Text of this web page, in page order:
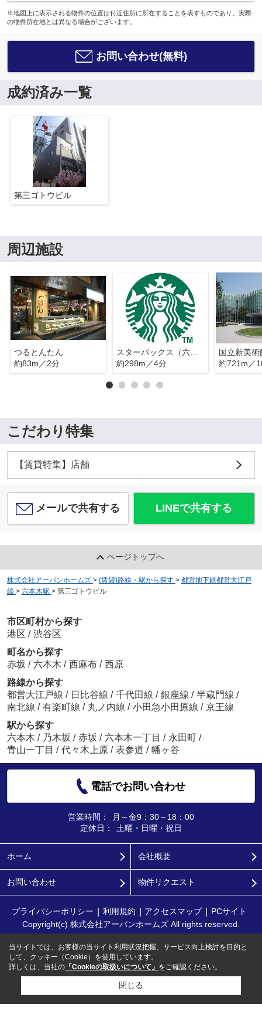
※地図上に表示される物件の位置は付近住所に所在することを表すものであり、実際
の物件所在地とは異なる場合がございます。
お問い合わせ(無料)
成約済み一覧
第三ゴトウビル
周辺施設
つるとんたん
約83m／2分
スターバックス（六本木７丁目）
約298m／4分
国立新美術
約721m／
こだわり特集
【賃貸特集】店舗
メールで共有する LINEで共有する
ページトップへ
株式会社アーバンホームズ > (賃貸)路線・駅から探す > 都営地下鉄都営大江戸
線 > 六本木駅 > 第三ゴトウビル
市区町村から探す
港区 / 渋谷区
町名から探す
赤坂 / 六本木 / 西麻布 / 西原
路線から探す
都営大江戸線 / 日比谷線 / 千代田線 / 銀座線 / 半蔵門線 /
南北線 / 有楽町線 / 丸ノ内線 / 小田急小田原線 / 京王線
駅から探す
六本木 / 乃木坂 / 赤坂 / 六本木一丁目 / 永田町 /
青山一丁目 / 代々木上原 / 表参道 / 幡ヶ谷
電話でお問い合わせ
営業時間：
月～金9：30～18：00
定休日：
土曜・日曜・祝日
ホーム 会社概要
お問い合わせ 物件リクエスト
プライバシーポリシー 利用規約 アクセスマップ
PCサイト
Copyright(c) 株式会社アーバンホームズ All rights reserved.
当サイトでは、お客様の当サイト利用状況把握、サービス向上検討を目的と
して、クッキー（Cookie）を使用しています。
詳しくは、当社の 「Cookieの取扱いについて」 をご確認ください。
閉じる